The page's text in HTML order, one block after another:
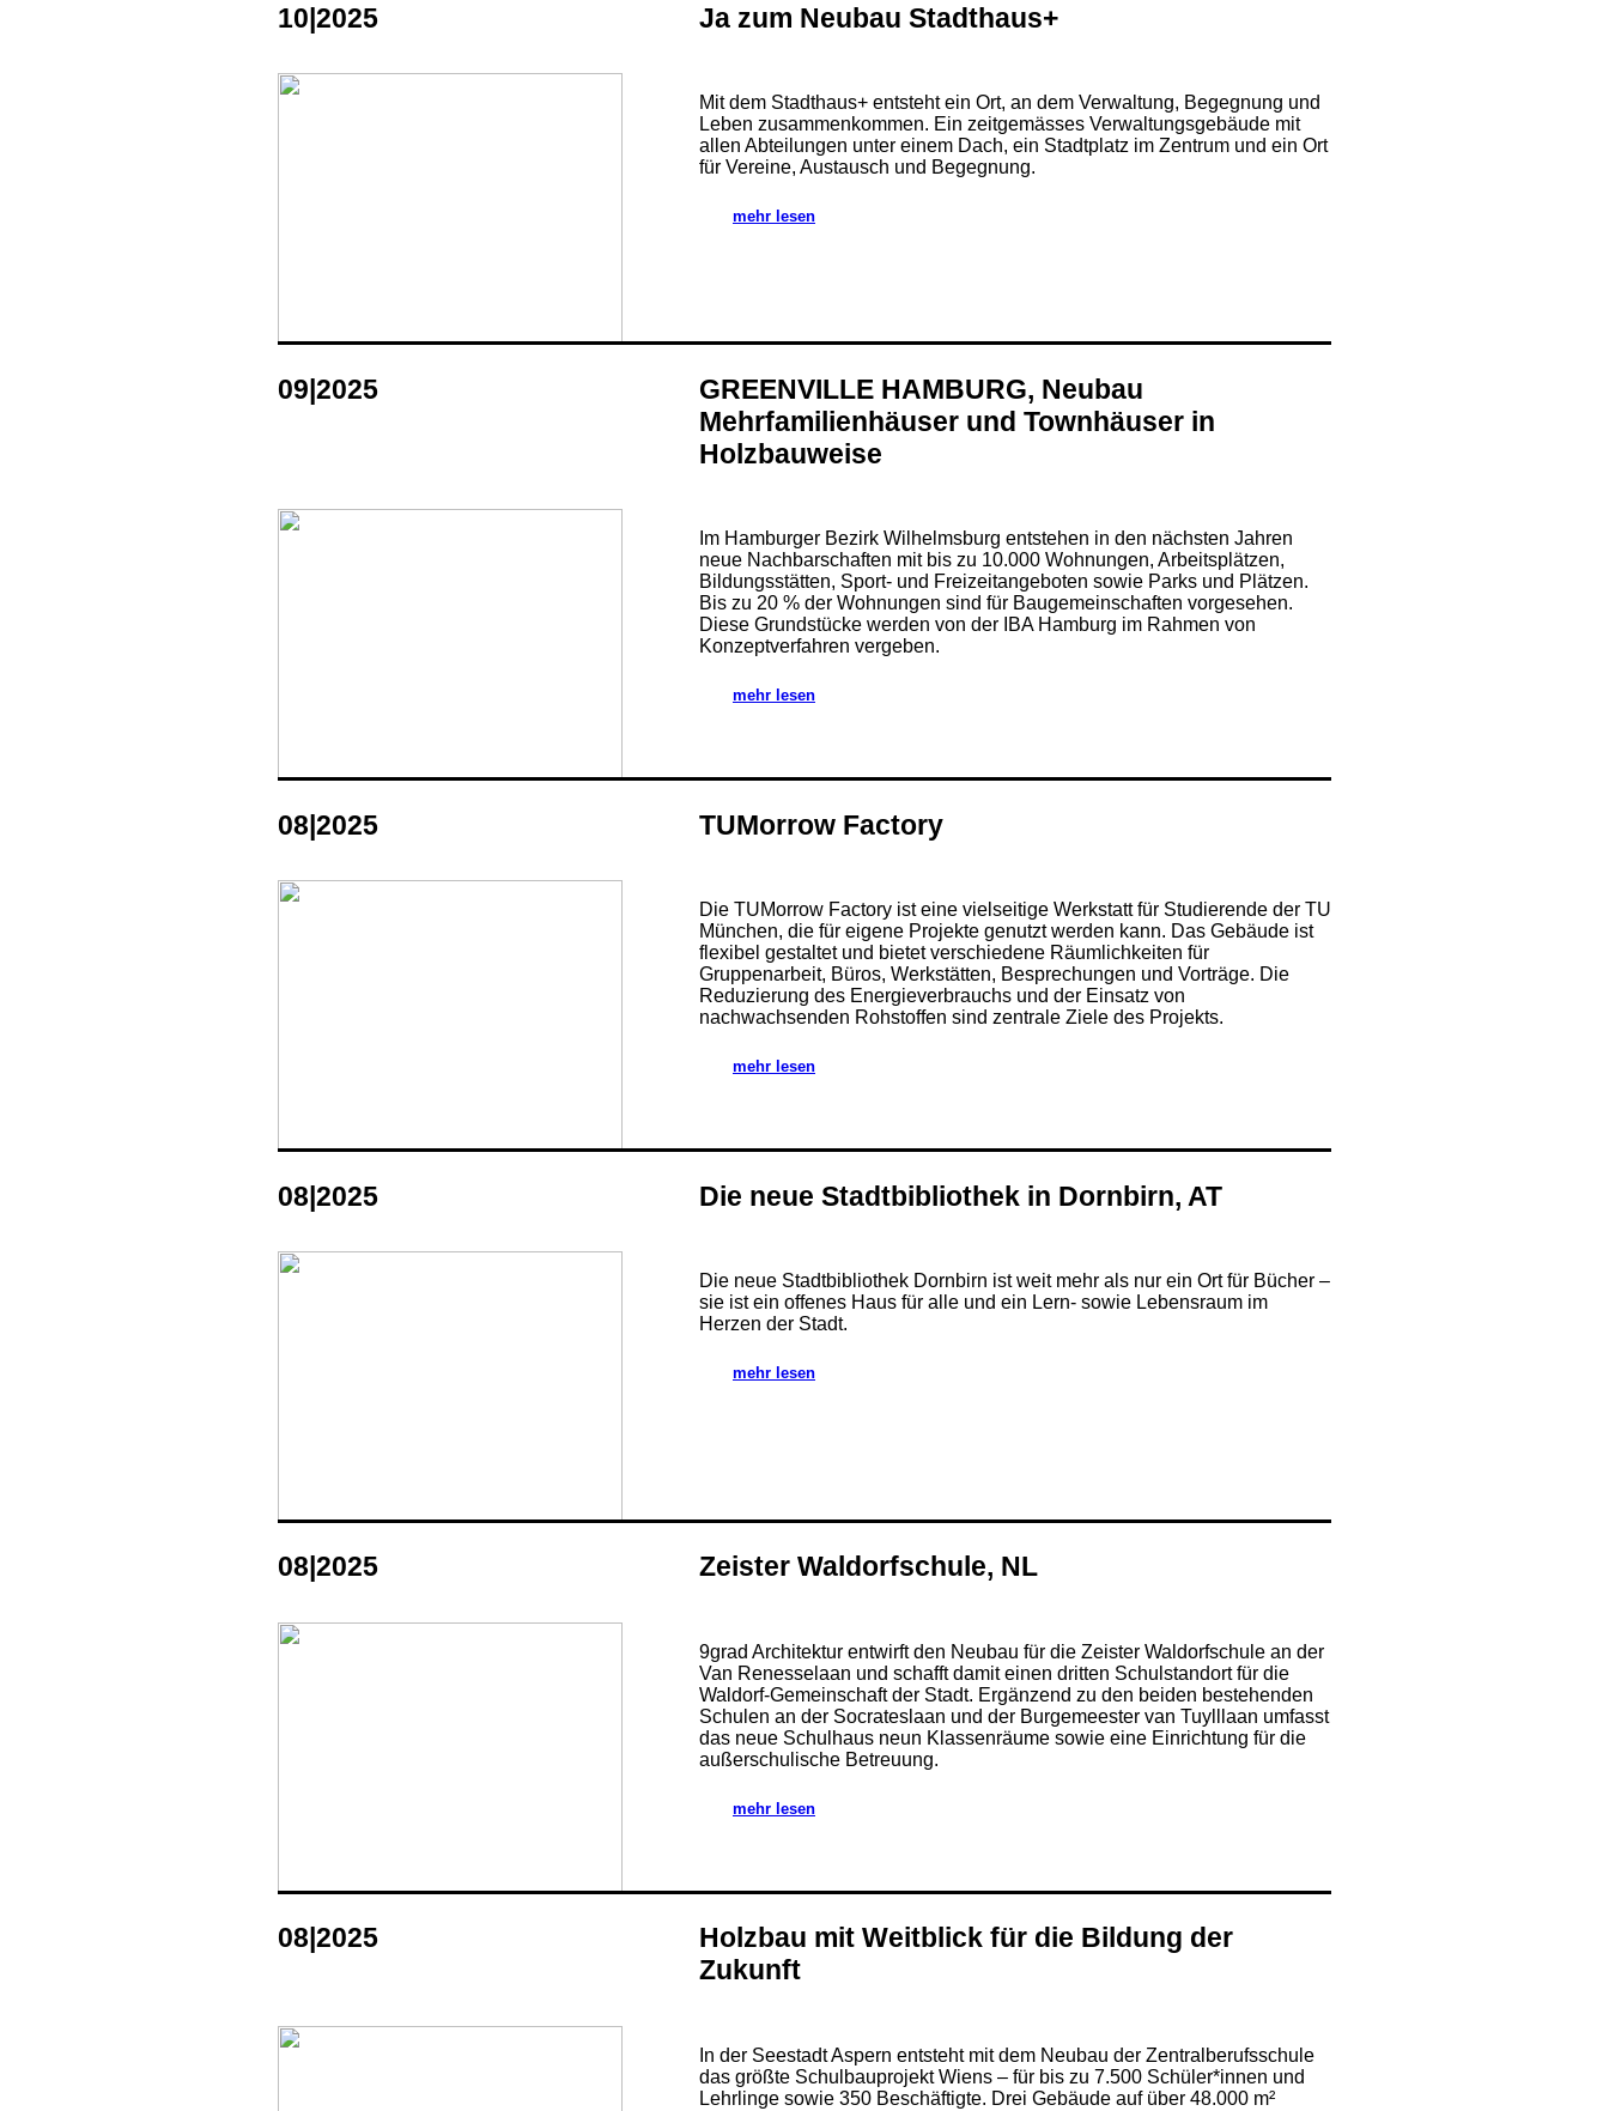
10|2025 Ja zum Neubau Stadthaus+
Mit dem Stadthaus+ entsteht ein Ort, an dem Verwaltung, Begegnung und
Leben zusammenkommen. Ein zeitgemässes Verwaltungsgebäude mit
allen Abteilungen unter einem Dach, ein Stadtplatz im Zentrum und ein Ort
für Vereine, Austausch und Begegnung.
mehr lesen
09|2025
GREENVILLE HAMBURG, Neubau
Mehrfamilienhäuser und Townhäuser in
Holzbauweise
Im Hamburger Bezirk Wilhelmsburg entstehen in den nächsten Jahren
neue Nachbarschaften mit bis zu 10.000 Wohnungen, Arbeitsplätzen,
Bildungsstätten, Sport- und Freizeitangeboten sowie Parks und Plätzen.
Bis zu 20 % der Wohnungen sind für Baugemeinschaften vorgesehen.
Diese Grundstücke werden von der IBA Hamburg im Rahmen von
Konzeptverfahren vergeben.
mehr lesen
08|2025 TUMorrow Factory
Die TUMorrow Factory ist eine vielseitige Werkstatt für Studierende der TU
München, die für eigene Projekte genutzt werden kann. Das Gebäude ist
flexibel gestaltet und bietet verschiedene Räumlichkeiten für
Gruppenarbeit, Büros, Werkstätten, Besprechungen und Vorträge. Die
Reduzierung des Energieverbrauchs und der Einsatz von
nachwachsenden Rohstoffen sind zentrale Ziele des Projekts.
mehr lesen
08|2025 Die neue Stadtbibliothek in Dornbirn, AT
Die neue Stadtbibliothek Dornbirn ist weit mehr als nur ein Ort für Bücher –
sie ist ein offenes Haus für alle und ein Lern- sowie Lebensraum im
Herzen der Stadt.
mehr lesen
08|2025 Zeister Waldorfschule, NL
9grad Architektur entwirft den Neubau für die Zeister Waldorfschule an der
Van Renesselaan und schafft damit einen dritten Schulstandort für die
Waldorf-Gemeinschaft der Stadt. Ergänzend zu den beiden bestehenden
Schulen an der Socrateslaan und der Burgemeester van Tuylllaan umfasst
das neue Schulhaus neun Klassenräume sowie eine Einrichtung für die
außerschulische Betreuung.
mehr lesen
08|2025
Holzbau mit Weitblick für die Bildung der
Zukunft
In der Seestadt Aspern entsteht mit dem Neubau der Zentralberufsschule
das größte Schulbauprojekt Wiens – für bis zu 7.500 Schüler*innen und
Lehrlinge sowie 350 Beschäftigte. Drei Gebäude auf über 48.000 m²